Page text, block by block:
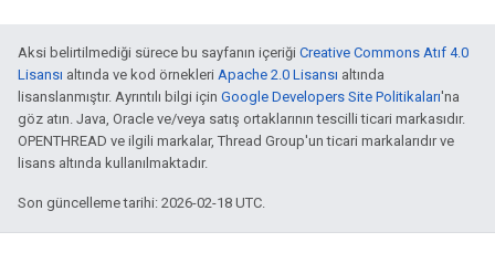
Aksi belirtilmediği sürece bu sayfanın içeriği Creative Commons Atıf 4.0
Lisansı altında ve kod örnekleri Apache 2.0 Lisansı altında
lisanslanmıştır. Ayrıntılı bilgi için Google Developers Site Politikaları'na
göz atın. Java, Oracle ve/veya satış ortaklarının tescilli ticari markasıdır.
OPENTHREAD ve ilgili markalar, Thread Group'un ticari markalarıdır ve
lisans altında kullanılmaktadır.
Son güncelleme tarihi: 2026-02-18 UTC.